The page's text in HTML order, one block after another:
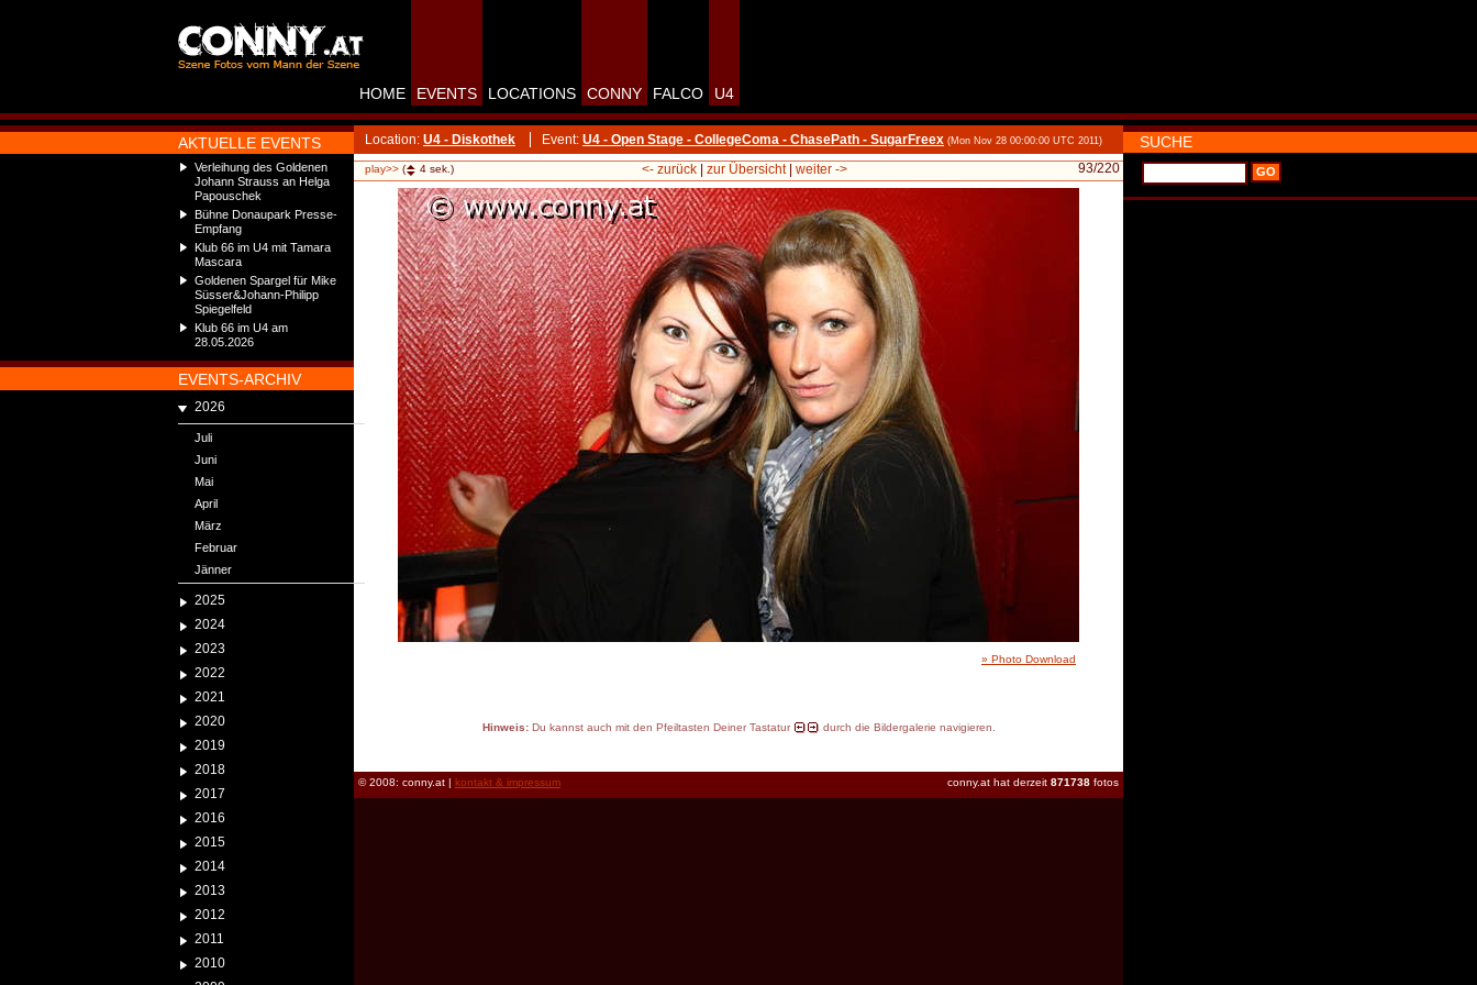
AKTUELLE EVENTS
Verleihung des Goldenen
Johann Strauss an Helga
Papouschek
Bühne Donaupark Presse-
Empfang
Klub 66 im U4 mit Tamara
Mascara
Goldenen Spargel für Mike
Süsser&Johann-Philipp
Spiegelfeld
Klub 66 im U4 am
28.05.2026
EVENTS-ARCHIV
2026
Juli
Juni
Mai
April
März
Februar
Jänner
2025
2024
2023
2022
2021
2020
2019
2018
2017
2016
2015
2014
2013
2012
2011
2010
HOME EVENTS LOCATIONS CONNY FALCO U4
Location: U4 - Diskothek Event: U4 - Open Stage - CollegeComa - ChasePath - SugarFreex (Mon Nov 28 00:00:00 UTC 2011)
play>> ( 4 sek.) 93/220
<- zurück| zur Übersicht| weiter ->
» Photo Download
Hinweis:Du kannst auch mit den Pfeiltasten Deiner Tastatur durch die Bildergalerie navigieren.
conny.at hat derzeit 871738 fotos
© 2008: conny.at | kontakt & impressum
SUCHE